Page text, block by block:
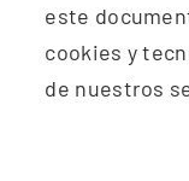
este
cookies y
de nuestros